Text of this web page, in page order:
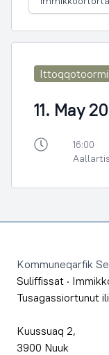
11. May
16:00
Kommuneqarfik
Suliffissat ·
Tusagassiortunut
Kuussuaq 2,
3900 Nuuk